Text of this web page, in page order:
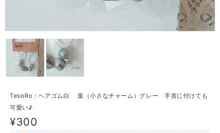
TesoRo：ヘアゴム白 葉（小さなチャーム）グレー 手首に付けても
可愛い♪
¥300